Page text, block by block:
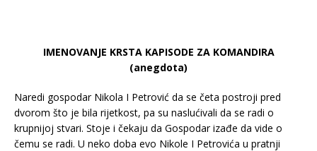
IMENOVANJE KRSTA KAPISODE ZA KOMANDIRA
(anegdota)
Naredi gospodar Nikola I Petrović da se četa postroji pred
dvorom što je bila rijetkost, pa su naslućivali da se radi o
krupnijoj stvari. Stoje i čekaju da Gospodar izađe da vide o
čemu se radi. U neko doba evo Nikole I Petrovića u pratnji